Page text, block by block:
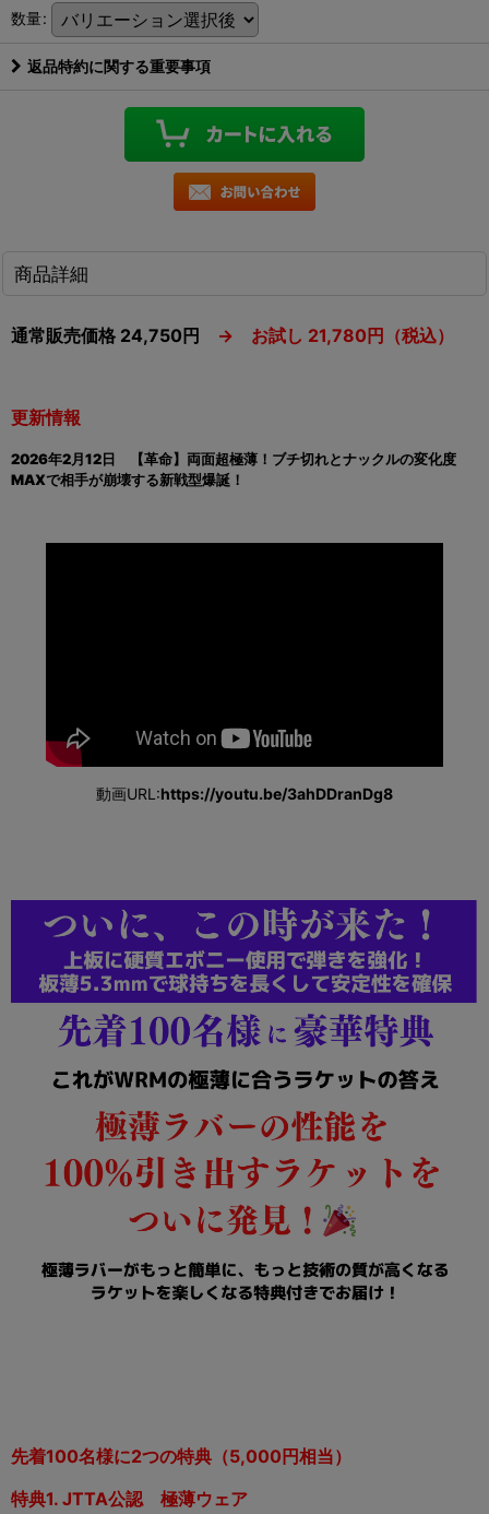
数量:
返品特約に関する重要事項
商品詳細
通常販売価格 24,750円 → お試し 21,780円（税込）
更新情報
2026年2月12日
【革命】両面超極薄！ブチ切れとナックルの変化度
MAXで相手が崩壊する新戦型爆誕！
動画URL:https://youtu.be/3ahDDranDg8
先着100名様に2つの特典（5,000円相当）
特典1. JTTA公認 極薄ウェア